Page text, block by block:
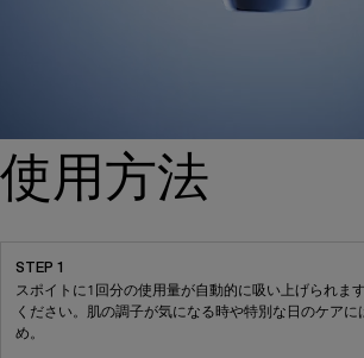
使用方法
STEP 1
スポイトに1回分の使用量が自動的に吸い上げられま
ください。​肌の調子が気になる時や特別な日のケア
め。​